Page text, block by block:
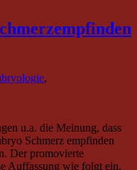
,
u.a. die Meinung, dass
Schmerz empfinden
Der promovierte
Auffassung wie folgt ein.